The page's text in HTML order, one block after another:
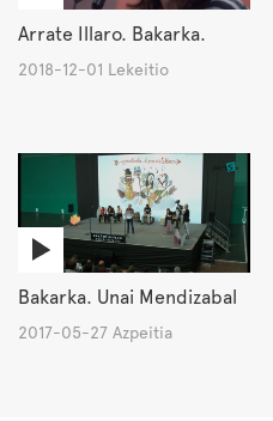
Arrate Illaro. Bakarka.
2018-12-01 Lekeitio
Bakarka. Unai Mendizabal
2017-05-27 Azpeitia